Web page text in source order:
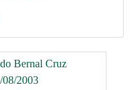
Bernal Cruz
08/2003